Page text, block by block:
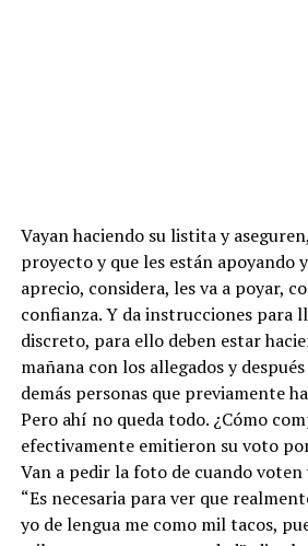
Vayan haciendo su listita y
proyecto y que les están apoyando
aprecio, considera, les va a poyar,
confianza. Y da instrucciones para
discreto, para ello deben estar
mañana con los allegados y
demás personas que previamente
Pero ahí no queda todo. ¿Cómo
efectivamente emitieron su voto
Van a pedir la foto de cuando voten
“Es necesaria para ver que
yo de lengua me como mil tacos,